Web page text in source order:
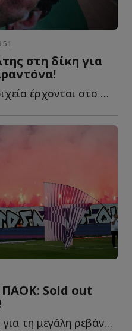
στη δίκη για
Νέα συγκλονιστικά στοιχεία έρχονται στο φως από τη δ...
ΠΑΟΚ: Sold out
Η αντίστροφη μέτρηση για τη μεγάλη ρεβάνς με τον ΠΑΟΚ έ...